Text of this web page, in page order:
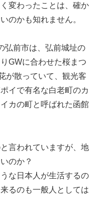
変わったことは、確か
のかも知れません。
弘前市は、弘前城址の
GWに合わせた桜まつ
が散っていて、観光客
イで有名な白老町のカ
カの町と呼ばれた函館
言われていますが、地
のか？
な日本人が生活するの
るのも一般人としては